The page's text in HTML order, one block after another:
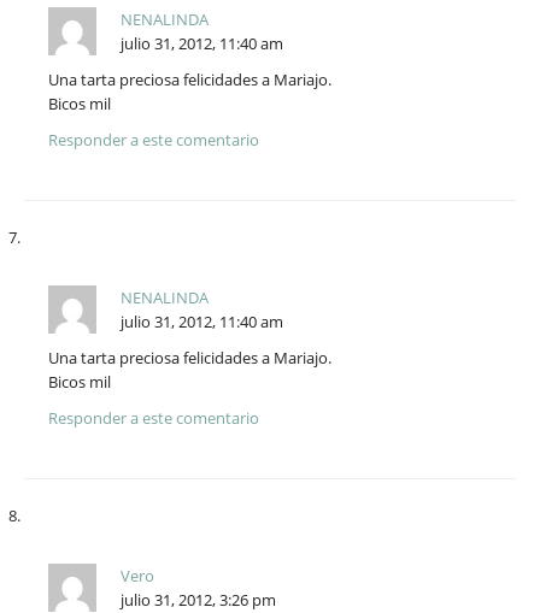
NENALINDA
julio 31, 2012, 11:40 am
Una tarta preciosa felicidades a Mariajo.
Bicos mil
Responder a este comentario
NENALINDA
julio 31, 2012, 11:40 am
Una tarta preciosa felicidades a Mariajo.
Bicos mil
Responder a este comentario
Vero
julio 31, 2012, 3:26 pm